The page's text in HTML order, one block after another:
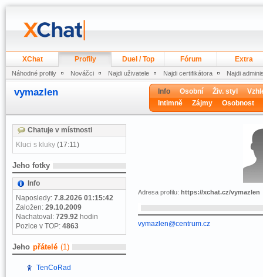
XChat Profily Duel / Top Fórum Extra
Náhodné profily Nováčci Najdi uživatele Najdi certifikátora Najdi
vymazlen Info Osobní Živ. styl
Intimně
Zájmy Osobnost
Chatuje v místnosti
Kluci s kluky (17:11)
Jeho fotky
Info
Naposledy: 7.8.2026 01:15:42
Založen: 29.10.2009
Nachatoval: 729.92 hodin
Pozice v TOP: 4863
Jeho přátelé (1)
TenCoRad
Adresa profilu: https://xchat.cz/vymazlen
vymazlen@centrum.cz